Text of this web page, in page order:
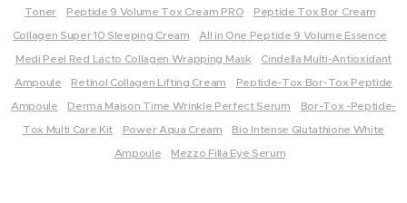
ënten
en hun
eigens
chapp
en:
Koningi
nneng
Toner
Peptide 9 Volume Tox Cream PRO
Peptide Tox Bor Cream
Collagen Super 10 Sleeping Cream
All in One Peptide 9 Volume Essence
Medi Peel Red Lacto Collagen Wrapping Mask
Cindella Multi-Antioxidant
Ampoule
Retinol Collagen Lifting Cream
Peptide-Tox Bor-Tox Peptide
Ampoule
Derma Maison Time Wrinkle Perfect Serum
Bor-Tox -Peptide-
Tox Multi Care Kit
Power Aqua Cream
Bio Intense Glutathione White
Ampoule
Mezzo Filla Eye Serum